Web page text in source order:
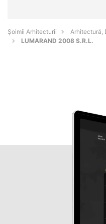
Șoimii Arhitecturii
Arhitectură,
LUMARAND 2008 S.R.L.